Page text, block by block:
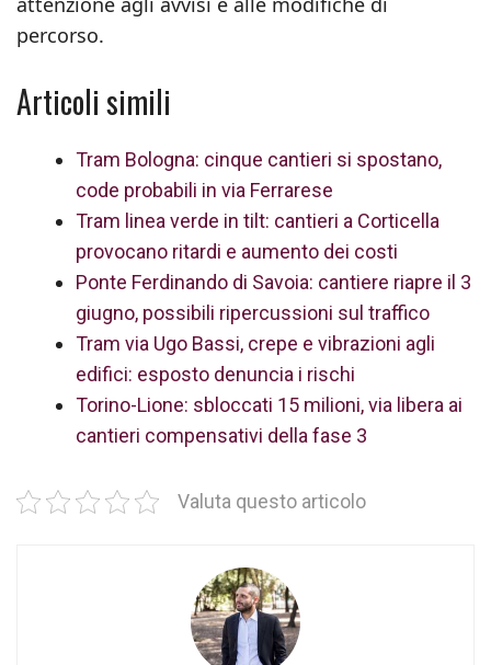
percorso.
Articoli simili
Tram Bologna: cinque cantieri si spostano,
code probabili in via Ferrarese
Tram linea verde in tilt: cantieri a Corticella
provocano ritardi e aumento dei costi
Ponte Ferdinando di Savoia: cantiere riapre il 3
giugno, possibili ripercussioni sul traffico
Tram via Ugo Bassi, crepe e vibrazioni agli
edifici: esposto denuncia i rischi
Torino-Lione: sbloccati 15 milioni, via libera ai
cantieri compensativi della fase 3
Valuta questo articolo